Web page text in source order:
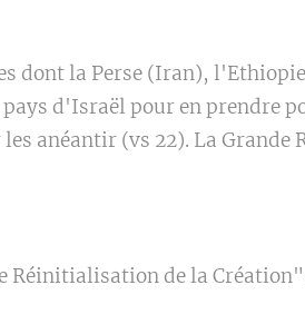
dont la Perse (Iran),
d'Israël pour en prendre
anéantir (vs 22). La Grande
Réinitialisation de la Création"